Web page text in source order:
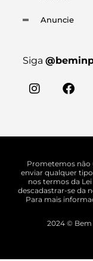
Anuncie
Siga
Prometemos não
enviar qualquer
nos termos da
descadastrar-se da
Para mais
2024 ©